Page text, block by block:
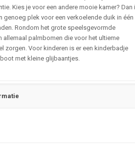
Kies je voor een andere mooie kamer? Dan
genoeg plek voor een verkoelende duik in één
Rondom het grote speelsgevormde
allemaal palmbomen die voor het ultieme
zorgen. Voor kinderen is er een kinderbadje
met kleine glijbaantjes.